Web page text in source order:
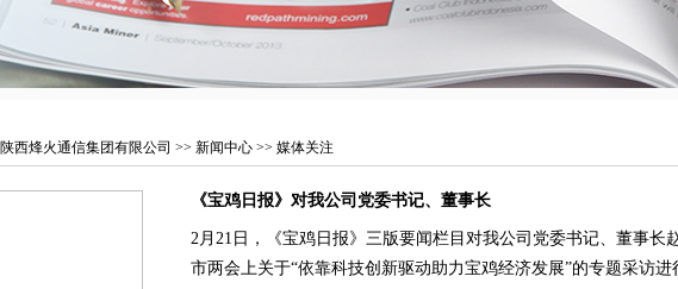
陕西烽火通信集团有限公司 >> 新闻中心 >> 媒体关注
《宝鸡日报》对我公司党委书记、董事长
2月21日，《宝鸡日报》三版要闻栏目对我公司党委书记、董事长
市两会上关于“依靠科技创新驱动助力宝鸡经济发展”的专题采访进